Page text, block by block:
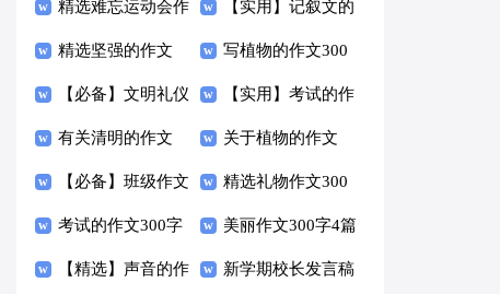
精选难忘运动会作
文300字四篇
【实用】记叙文的
作文300字3篇
精选坚强的作文
300字汇编5篇
写植物的作文300
字3篇
【必备】文明礼仪
的作文300字3篇
【实用】考试的作
文300字锦集9篇
有关清明的作文
300字8篇
关于植物的作文
300字3篇
【必备】班级作文
300字集锦6篇
精选礼物作文300
字合集8篇
考试的作文300字
集合5篇
美丽作文300字4篇
【精选】声音的作 新学期校长发言稿